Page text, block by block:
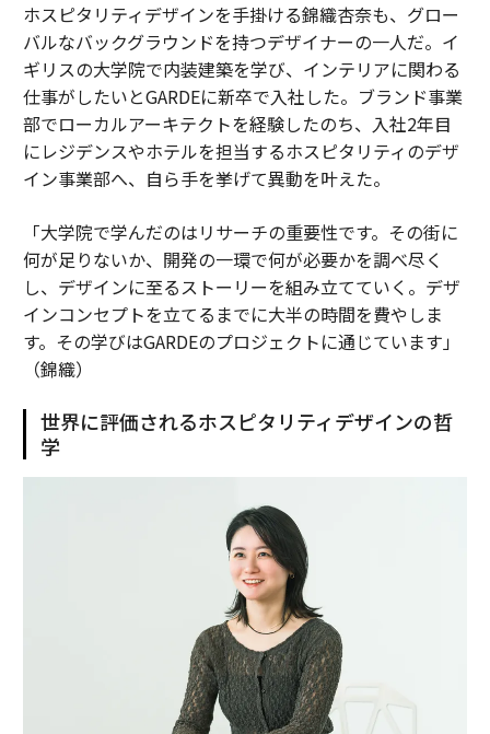
ホスピタリティデザインを手掛ける錦織杏奈も、グロー
バルなバックグラウンドを持つデザイナーの一人だ。イ
ギリスの大学院で内装建築を学び、インテリアに関わる
仕事がしたいとGARDEに新卒で入社した。ブランド事業
部でローカルアーキテクトを経験したのち、入社2年目
にレジデンスやホテルを担当するホスピタリティのデザ
イン事業部へ、自ら手を挙げて異動を叶えた。
「大学院で学んだのはリサーチの重要性です。その街に
何が足りないか、開発の一環で何が必要かを調べ尽く
し、デザインに至るストーリーを組み立てていく。デザ
インコンセプトを立てるまでに大半の時間を費やしま
す。その学びはGARDEのプロジェクトに通じています」
（錦織）
世界に評価されるホスピタリティデザインの哲
学